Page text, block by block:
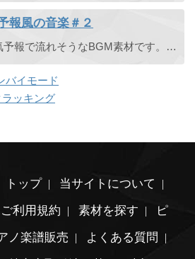
報風の音楽＃２
昭和や平成初期の天気予報で流れそうなBGM素材です。昔の天気予報風の音楽＃１もあります。
バイモード
ラッキング
トップ
当サイトについて
ご利用規約
素材を探す
ピ
ノ楽譜販売
よくある質問